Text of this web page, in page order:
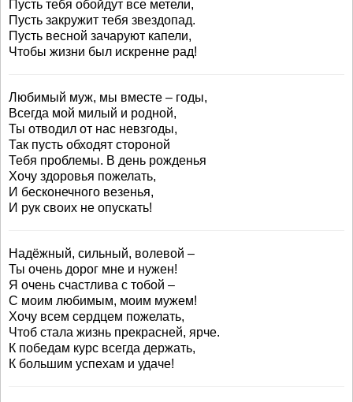
Пусть тебя обойдут все метели,
Пусть закружит тебя звездопад.
Пусть весной зачаруют капели,
Чтобы жизни был искренне рад!
Любимый муж, мы вместе – годы,
Всегда мой милый и родной,
Ты отводил от нас невзгоды,
Так пусть обходят стороной
Тебя проблемы. В день рожденья
Хочу здоровья пожелать,
И бесконечного везенья,
И рук своих не опускать!
Надёжный, сильный, волевой –
Ты очень дорог мне и нужен!
Я очень счастлива с тобой –
С моим любимым, моим мужем!
Хочу всем сердцем пожелать,
Чтоб стала жизнь прекрасней, ярче.
К победам курс всегда держать,
К большим успехам и удаче!